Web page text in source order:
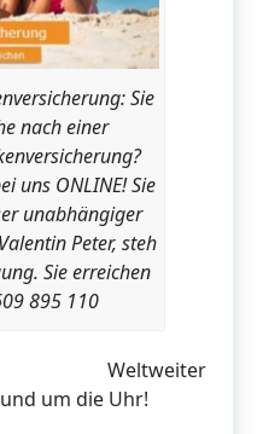
Sie
nach einer
uns ONLINE! Sie
unabhängiger
Peter, steh
Sie erreichen
895 110
Weltweiter
um die Uhr!